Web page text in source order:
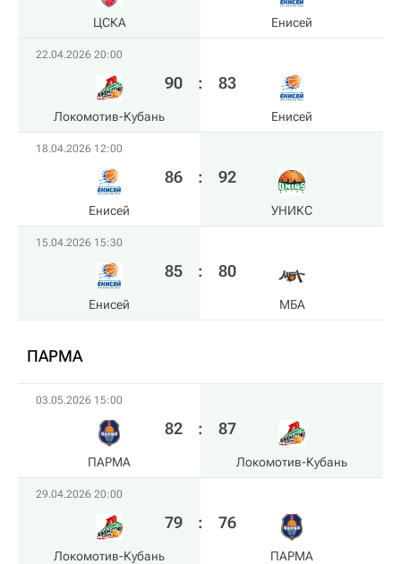
ЦСКА Енисей
22.04.2026 20:00
Локомотив-Кубань
90 : 83
Енисей
18.04.2026 12:00
Енисей
86 : 92
УНИКС
15.04.2026 15:30
Енисей
85 : 80
МБА
ПАРМА
03.05.2026 15:00
ПАРМА
82 : 87
Локомотив-Кубань
29.04.2026 20:00
Локомотив-Кубань
79 : 76
ПАРМА